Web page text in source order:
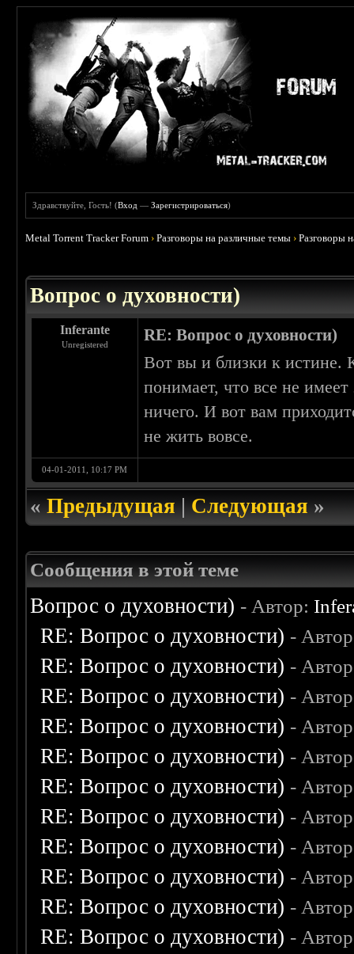
Здравствуйте, Гость! (Вход —Зарегистрироваться)
Metal Torrent Tracker Forum ›Разговоры на различные темы ›Разговоры
Вопрос о духовности)
Inferante
Unregistered
RE: Вопрос о духовности)
Вот вы и близки к истине.
понимает, что все не
ничего. И вот вам
не жить вовсе.
04-01-2011, 10:17 PM
«Предыдущая|Следующая»
Сообщения в этой теме
Вопрос о духовности) - Автор:
RE: Вопрос о духовности) -
RE: Вопрос о духовности) -
RE: Вопрос о духовности) -
RE: Вопрос о духовности) -
RE: Вопрос о духовности) -
RE: Вопрос о духовности) -
RE: Вопрос о духовности) -
RE: Вопрос о духовности) -
RE: Вопрос о духовности) -
RE: Вопрос о духовности) -
RE: Вопрос о духовности) -